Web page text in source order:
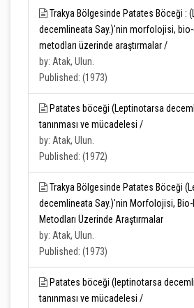
Trakya Bölgesinde Patates Böceği :
decemlineata Say.)'nin morfolojisi,
metodları üzerinde araştırmalar /
by: Atak, Ulun.
Published: (1973)
Patates böceği (Leptinotarsa
tanınması ve mücadelesi /
by: Atak, Ulun.
Published: (1972)
Trakya Bölgesinde Patates Böceği
decemlineata Say.)'nin Morfolojisi,
Metodları Üzerinde Araştırmalar
by: Atak, Ulun.
Published: (1973)
Patates böceği (leptinotarsa
tanınması ve mücadelesi /